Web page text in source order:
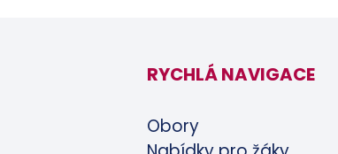
RYCHLÁ NAVIGACE
Obory